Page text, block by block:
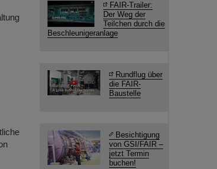
FAIR-Trailer:
Der Weg der
Teilchen durch die
Beschleunigeranlage
Rundflug über
die FAIR-
Baustelle
Besichtigung
von GSI/FAIR –
jetzt Termin
buchen!